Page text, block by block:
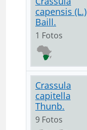
capensis (L.)
Baill.
1 Fotos
Crassula
capitella
Thunb.
9 Fotos